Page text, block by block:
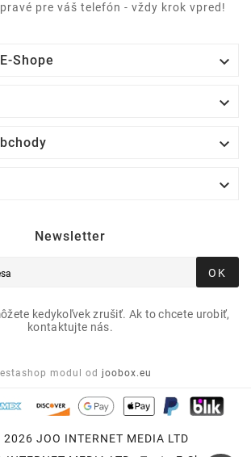
pre váš telefón - vždy krok vpred!
Shope 



Newsletter
OK
kedykoľvek zrušiť. Ak to chcete urobiť,
kontaktujte nás.
modul od joobox.eu
JOO INTERNET MEDIA LTD